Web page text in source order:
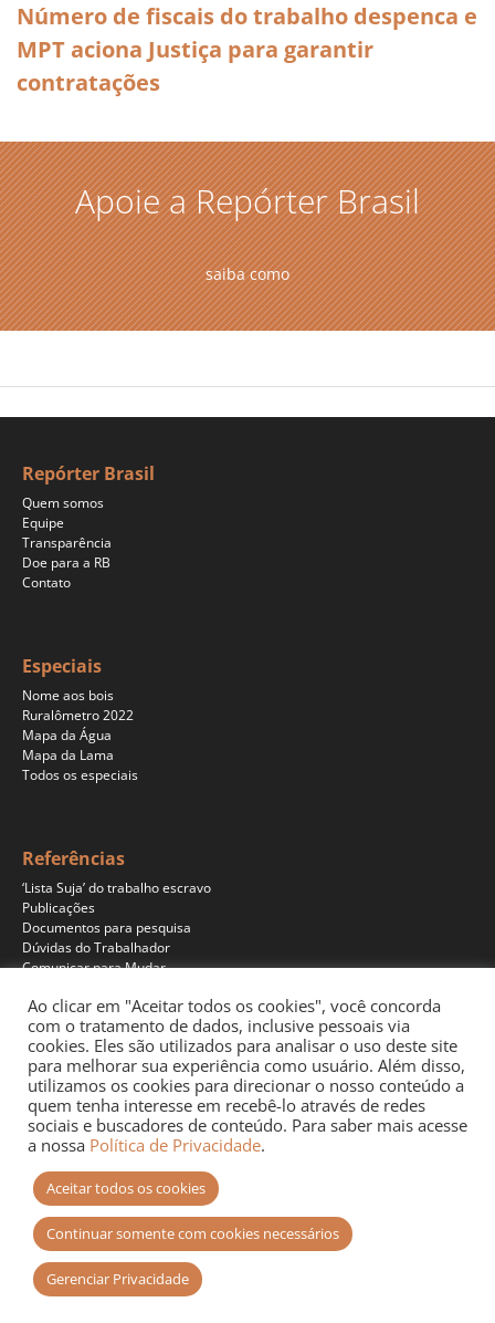
Número de fiscais do trabalho despenca e
MPT aciona Justiça para garantir
contratações
Apoie a Repórter Brasil
saiba como
Repórter Brasil
Quem somos
Equipe
Transparência
Doe para a RB
Contato
Especiais
Nome aos bois
Ruralômetro 2022
Mapa da Água
Mapa da Lama
Todos os especiais
Referências
‘Lista Suja’ do trabalho escravo
Publicações
Documentos para pesquisa
Dúvidas do Trabalhador
Comunicar para Mudar
Programas
Jornalismo
Pesquisa
Educação
Documentários
Site desenvolvido por
Ao clicar em "Aceitar todos os cookies", você concorda
com o tratamento de dados, inclusive pessoais via
cookies. Eles são utilizados para analisar o uso deste site
para melhorar sua experiência como usuário. Além disso,
utilizamos os cookies para direcionar o nosso conteúdo a
quem tenha interesse em recebê-lo através de redes
sociais e buscadores de conteúdo. Para saber mais acesse
a nossa Política de Privacidade.
Aceitar todos os cookies
Continuar somente com cookies necessários
Gerenciar Privacidade